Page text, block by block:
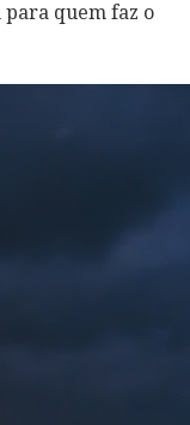
quem faz o